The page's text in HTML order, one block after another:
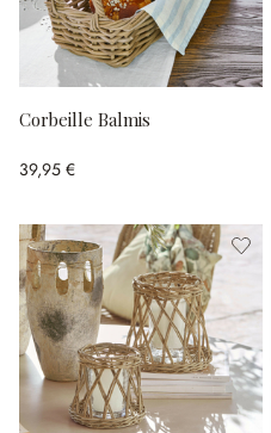
Corbeille Balmis
39,95 €